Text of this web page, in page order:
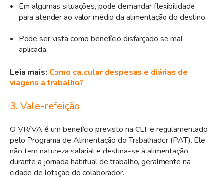
Em algumas situações, pode demandar flexibilidade
para atender ao valor médio da alimentação do destino.
Pode ser vista como benefício disfarçado se mal
aplicada.
Leia mais: Como calcular despesas e diárias de
viagens a trabalho?
3. Vale-refeição
O VR/VA é um benefício previsto na CLT e regulamentado
pelo Programa de Alimentação do Trabalhador (PAT). Ele
não tem natureza salarial e destina-se à alimentação
durante a jornada habitual de trabalho, geralmente na
cidade de lotação do colaborador.